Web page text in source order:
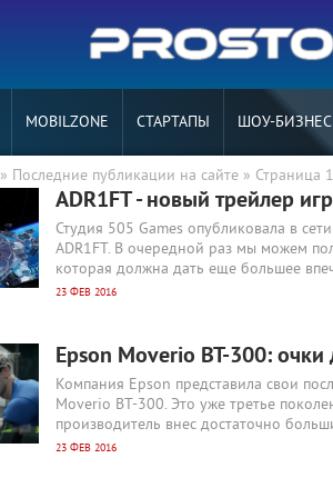
MOBILZONE СТАРТАПЫ ШОУ-БИЗНЕС
» Последние публикации на сайте » Страница
ADR1FT - новый трейлер
Студия 505 Games опубликовала в
ADR1FT. В очередной раз мы можем
которая должна дать еще большее
23 ФЕВ 2016
Epson Moverio BT-300:
Компания Epson представила свои
Moverio BT-300. Это уже третье
производитель внес достаточно
23 ФЕВ 2016